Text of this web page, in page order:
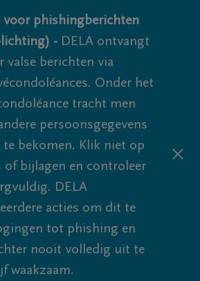
voor phishingberichten
- DELA ontvangt
valse berichten via
Onder het
tracht men
persoonsgegevens
te bekomen. Klik niet op
of bijlagen en controleer
DELA
acties om dit te
tot phishing en
nooit volledig uit te
waakzaam.